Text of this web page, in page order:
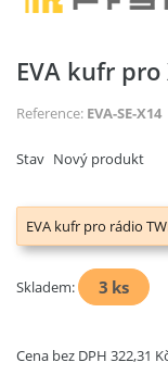
EVA kufr pro
Reference: EVA-SE-X14
Stav Nový produkt
EVA kufr pro rádio
Skladem: 3 ks
Cena bez DPH 322,31